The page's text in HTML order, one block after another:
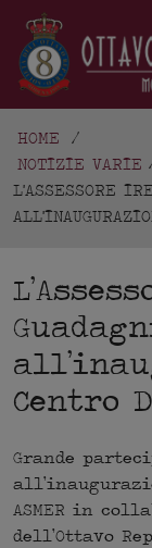
HOME
/
NOTIZIE VARIE
L'ASSESSORE
Centro
Grande
ASMER in
dell’Ottavo